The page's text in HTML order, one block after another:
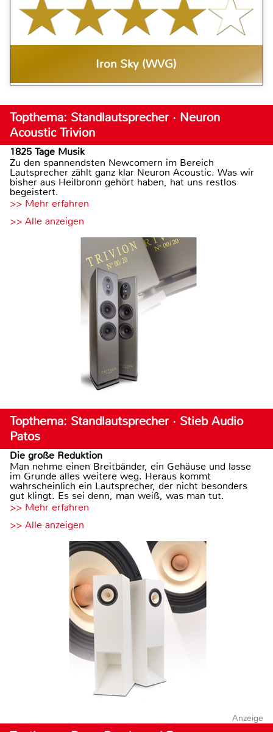
Iron Sky (WVG)
Topthema: Standlautsprecher · Neuron
Acoustic Trivion
1825 Tage Musik
Zu den spannendsten Newcomern im Bereich
Lautsprecher zählt ganz klar Neuron Acoustic. Was wir
bisher aus Heilbronn gehört haben, hat uns restlos
begeistert.
>> Mehr erfahren
>> Alle anzeigen
Topthema: Standlautsprecher · Stieb Audio
Patos
Die große Reduktion
Man nehme einen Breitbänder, ein Gehäuse und lasse
im Grunde alles weitere weg. Heraus kommt
wahrscheinlich ein Lautsprecher, der nicht besonders
gut klingt. Es sei denn, man weiß, was man tut.
>> Mehr erfahren
>> Alle anzeigen
Anzeige